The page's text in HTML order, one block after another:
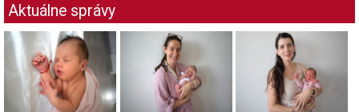
Aktuálne správy